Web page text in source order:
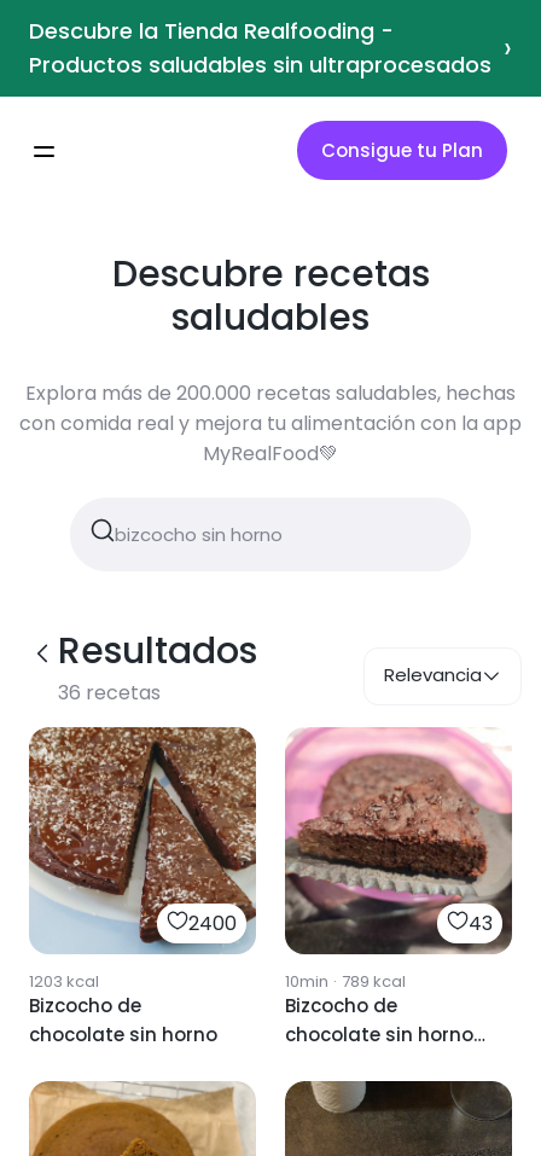
Descubre la Tienda Realfooding -
Productos saludables sin ultraprocesados ›
Consigue tu Plan
Descubre recetas
saludables
Explora más de 200.000 recetas saludables, hechas
con comida real y mejora tu alimentación con la app
MyRealFood💚
Resultados
36 recetas
Relevancia
2400
1203 kcal
Bizcocho de
chocolate sin horno
43
10min · 789 kcal
Bizcocho de
chocolate sin horno